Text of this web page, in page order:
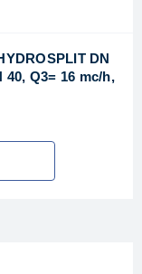
DN
Q3= 16 mc/h,